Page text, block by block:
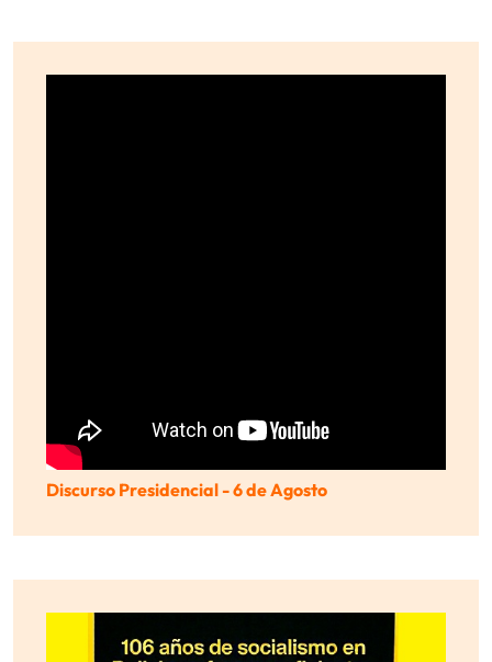
Discurso Presidencial - 6 de Agosto